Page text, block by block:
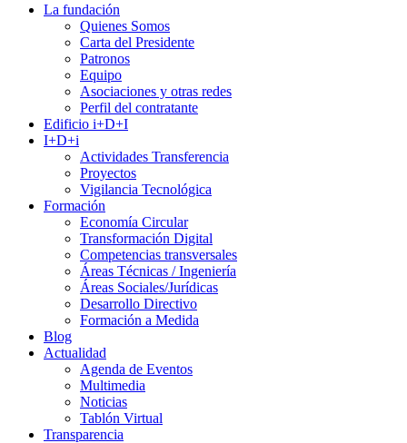
La fundación
Quienes Somos
Carta del Presidente
Patronos
Equipo
Asociaciones y otras redes
Perfil del contratante
Edificio i+D+I
I+D+i
Actividades Transferencia
Proyectos
Vigilancia Tecnológica
Formación
Economía Circular
Transformación Digital
Competencias transversales
Áreas Técnicas / Ingeniería
Áreas Sociales/Jurídicas
Desarrollo Directivo
Formación a Medida
Blog
Actualidad
Agenda de Eventos
Multimedia
Noticias
Tablón Virtual
Transparencia